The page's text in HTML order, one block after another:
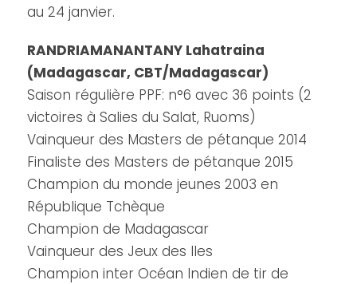
au 24 janvier.
RANDRIAMANANTANY Lahatraina
(Madagascar, CBT/Madagascar)
Saison régulière PPF: n°6 avec 36 points (2
victoires à Salies du Salat, Ruoms)
Vainqueur des Masters de pétanque 2014
Finaliste des Masters de pétanque 2015
Champion du monde jeunes 2003 en
République Tchèque
Champion de Madagascar
Vainqueur des Jeux des Iles
Champion inter Océan Indien de tir de